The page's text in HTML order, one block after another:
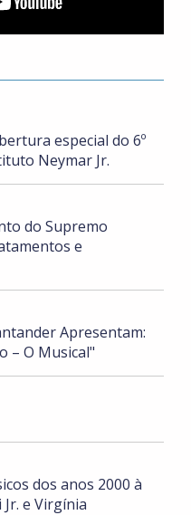
especial do 6º
Neymar Jr.
do Supremo
e
Apresentam:
– O Musical"
dos anos 2000 à
e Virgínia